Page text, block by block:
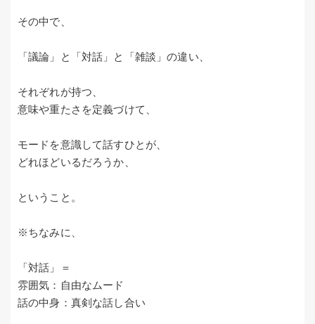
その中で、
「議論」と「対話」と「雑談」の違い、
それぞれが持つ、
意味や重たさを定義づけて、
モードを意識して話すひとが、
どれほどいるだろうか、
ということ。
※ちなみに、
「対話」＝
雰囲気：自由なムード
話の中身：真剣な話し合い